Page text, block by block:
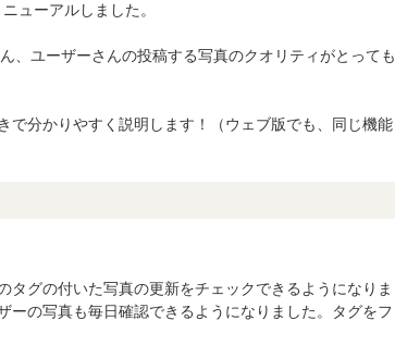
ニューアルしました。
、ユーザーさんの投稿する写真のクオリティがとっても
分かりやすく説明します！（ウェブ版でも、同じ機能
グの付いた写真の更新をチェックできるようになりま
の写真も毎日確認できるようになりました。タグをフ